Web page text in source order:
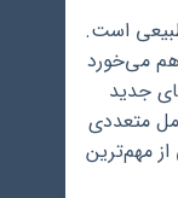
50 تا 100 تار مو طبیعی است.
می‌خورد
جدید
متعددی
مهم‌ترین